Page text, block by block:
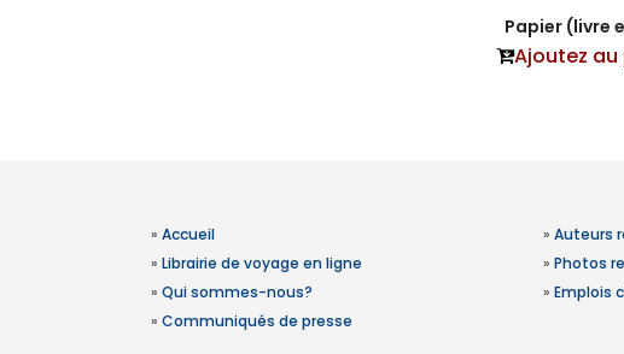
Papier (livre
Ajoutez au
» Accueil
» Librairie de voyage en ligne
» Qui sommes-nous?
» Communiqués de presse
» Auteurs
» Photos
» Emplois